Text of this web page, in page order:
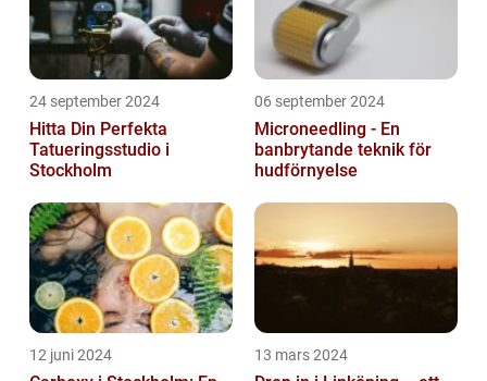
24 september 2024
Hitta Din Perfekta
Tatueringsstudio i
Stockholm
06 september 2024
Microneedling - En
banbrytande teknik för
hudförnyelse
12 juni 2024 13 mars 2024